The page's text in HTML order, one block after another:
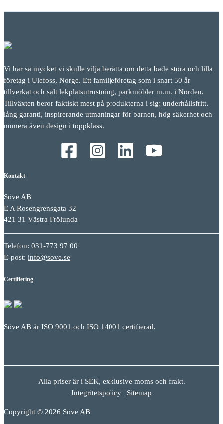
Vi har så mycket vi skulle vilja berätta om detta både stora och lilla
företag i Ulefoss, Norge. Ett familjeföretag som i snart 50 år
tillverkat och sålt lekplatsutrustning, parkmöbler m.m. i Norden.
Tillväxten beror faktiskt mest på produkterna i sig; underhållsfritt,
lång garanti, inspirerande utmaningar för barnen, hög säkerhet och
numera även design i toppklass.
Kontakt
Söve AB
E A Rosengrensgata 32
421 31 Västra Frölunda
Telefon: 031-773 97 00
E-post: info@sove.se
Certifiering
Söve AB är ISO 9001 och ISO 14001 certifierad.
Alla priser är i SEK, exklusive moms och frakt.
Integritetspolicy | Sitemap
Copyright © 2026 Söve AB